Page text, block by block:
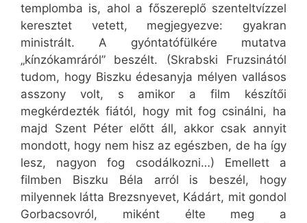
templomba is, ahol a főszereplő szenteltvízzel
keresztet vetett, megjegyezve: gyakran
ministrált. A gyóntatófülkére mutatva
„kínzókamráról” beszélt. (Skrabski Fruzsinától
tudom, hogy Biszku édesanyja mélyen vallásos
asszony volt, s amikor a film készítői
megkérdezték fiától, hogy mit fog csinálni, ha
majd Szent Péter előtt áll, akkor csak annyit
mondott, hogy nem hisz az egészben, de ha így
lesz, nagyon fog csodálkozni…) Emellett a
filmben Biszku Béla arról is beszél, hogy
milyennek látta Brezsnyevet, Kádárt, mit gondol
Gorbacsovról, miként élte meg a